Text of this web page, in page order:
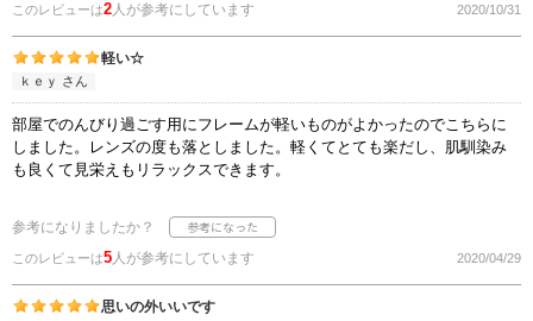
このレビューは2人が参考にしています 2020/10/31
軽い☆
ｋｅｙ さん
部屋でのんびり過ごす用にフレームが軽いものがよかったのでこちらに
しました。レンズの度も落としました。軽くてとても楽だし、肌馴染み
も良くて見栄えもリラックスできます。
参考になりましたか？
このレビューは5人が参考にしています 2020/04/29
思いの外いいです